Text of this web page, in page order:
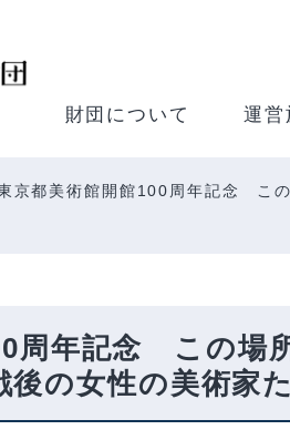
財団について 運営
京都美術館開館100周年記念 こ
周年記念 この場
の女性の美術家